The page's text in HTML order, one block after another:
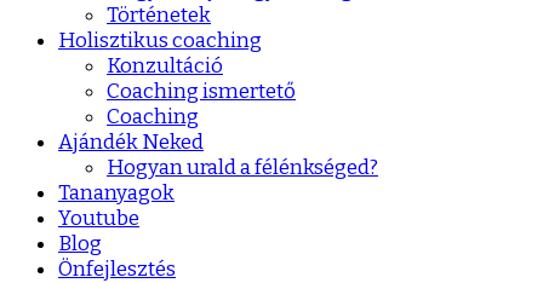
Történetek
Holisztikus coaching
Konzultáció
Coaching ismertető
Coaching
Ajándék Neked
Hogyan urald a félénkséged?
Tananyagok
Youtube
Blog
Önfejlesztés